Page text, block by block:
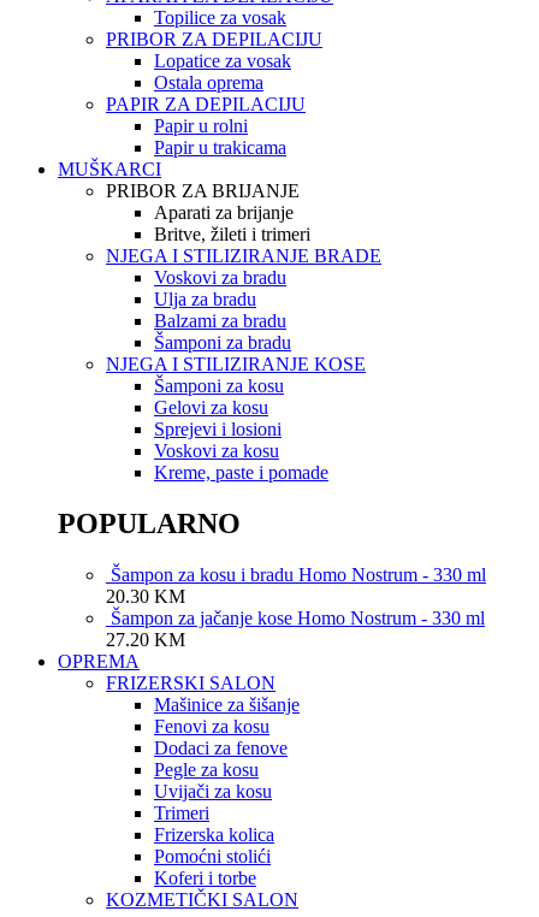
Topilice za vosak
PRIBOR ZA DEPILACIJU
Lopatice za vosak
Ostala oprema
PAPIR ZA DEPILACIJU
Papir u rolni
Papir u trakicama
MUŠKARCI
PRIBOR ZA BRIJANJE
Aparati za brijanje
Britve, žileti i trimeri
NJEGA I STILIZIRANJE BRADE
Voskovi za bradu
Ulja za bradu
Balzami za bradu
Šamponi za bradu
NJEGA I STILIZIRANJE KOSE
Šamponi za kosu
Gelovi za kosu
Sprejevi i losioni
Voskovi za kosu
Kreme, paste i pomade
POPULARNO
Šampon za kosu i bradu Homo Nostrum - 330 ml
20.30 KM
Šampon za jačanje kose Homo Nostrum - 330 ml
27.20 KM
OPREMA
FRIZERSKI SALON
Mašinice za šišanje
Fenovi za kosu
Dodaci za fenove
Pegle za kosu
Uvijači za kosu
Trimeri
Frizerska kolica
Pomoćni stolići
Koferi i torbe
KOZMETIČKI SALON